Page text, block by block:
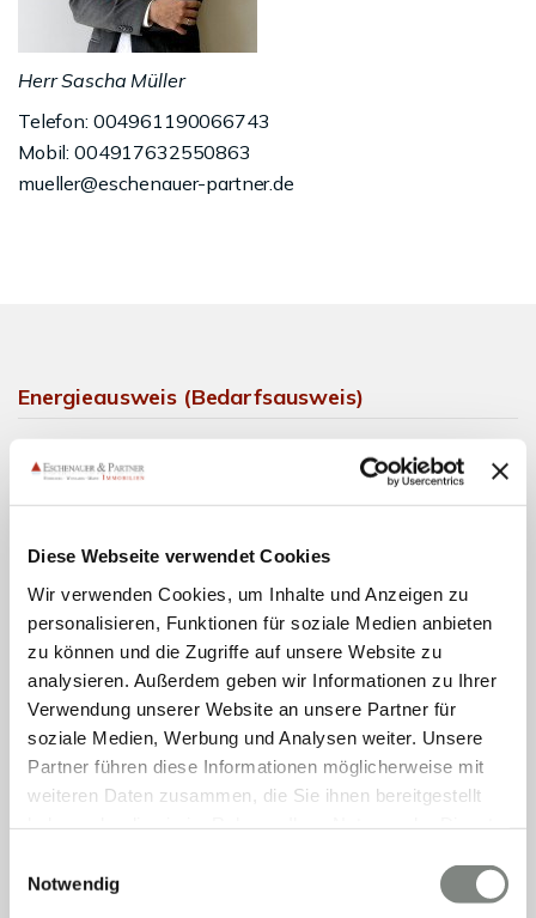
Diese Webseite verwendet Cookies
Wir verwenden Cookies, um Inhalte und Anzeigen zu
personalisieren, Funktionen für soziale Medien anbieten
zu können und die Zugriffe auf unsere Website zu
analysieren. Außerdem geben wir Informationen zu Ihrer
Verwendung unserer Website an unsere Partner für
soziale Medien, Werbung und Analysen weiter. Unsere
Partner führen diese Informationen möglicherweise mit
weiteren Daten zusammen, die Sie ihnen bereitgestellt
Cookies, wenn Sie unsere Webseite weiterhin nutzen.
Notwendig
Herr Sascha Müller
Telefon: 004961190066743
Mobil: 004917632550863
mueller@eschenauer-partner.de
Energieausweis (Bedarfsausweis)
Endenergiebedarf
Weitere Informationen
Wesentlicher Energieträger
GAS
Energieausweis gültig bis
2028-04-15
Energieausweis Jahrgang
ab dem 1.5.2014